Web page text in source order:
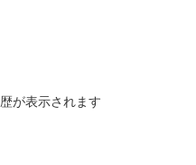
が表示されます